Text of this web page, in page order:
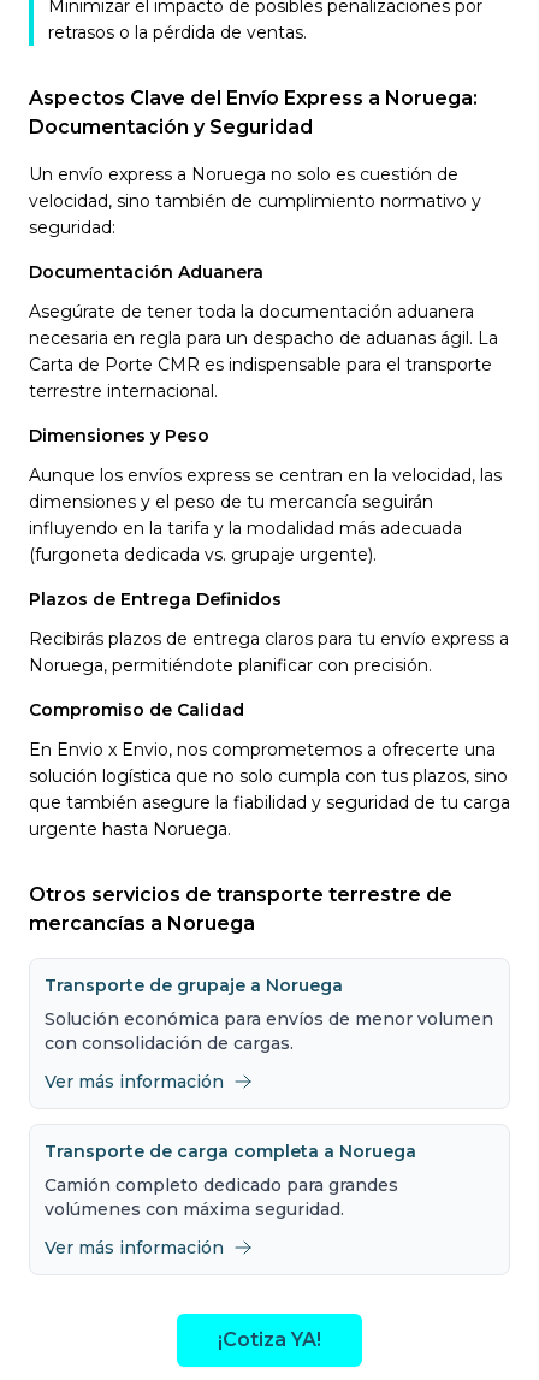
Minimizar el impacto de posibles penalizaciones por
retrasos o la pérdida de ventas.
Aspectos Clave del Envío Express a Noruega:
Documentación y Seguridad
Un envío express a Noruega no solo es cuestión de
velocidad, sino también de cumplimiento normativo y
seguridad:
Documentación Aduanera
Asegúrate de tener toda la documentación aduanera
necesaria en regla para un despacho de aduanas ágil. La
Carta de Porte CMR es indispensable para el transporte
terrestre internacional.
Dimensiones y Peso
Aunque los envíos express se centran en la velocidad, las
dimensiones y el peso de tu mercancía seguirán
influyendo en la tarifa y la modalidad más adecuada
(furgoneta dedicada vs. grupaje urgente).
Plazos de Entrega Definidos
Recibirás plazos de entrega claros para tu envío express a
Noruega, permitiéndote planificar con precisión.
Compromiso de Calidad
En Envio x Envio, nos comprometemos a ofrecerte una
solución logística que no solo cumpla con tus plazos, sino
que también asegure la fiabilidad y seguridad de tu carga
urgente hasta Noruega.
Otros servicios de transporte terrestre de
mercancías a Noruega
Transporte de grupaje a Noruega
Solución económica para envíos de menor volumen
con consolidación de cargas.
Ver más información
Transporte de carga completa a Noruega
Camión completo dedicado para grandes
volúmenes con máxima seguridad.
Ver más información
¡Cotiza YA!